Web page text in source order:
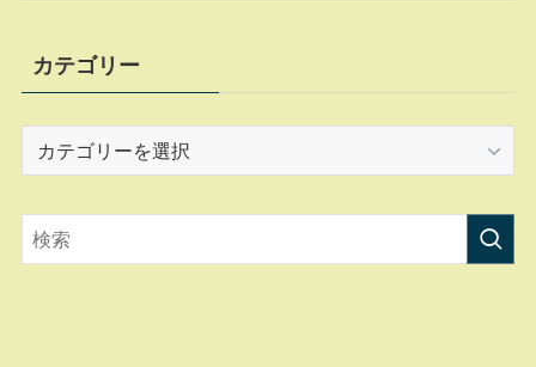
カテゴリー
リ
ー